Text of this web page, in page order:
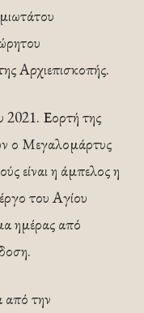
Αρχιεπισκοπής.
2021. Εορτή της
ο Μεγαλομάρτυς
είναι η άμπελος η
του Αγίου
ημέρας από
από την